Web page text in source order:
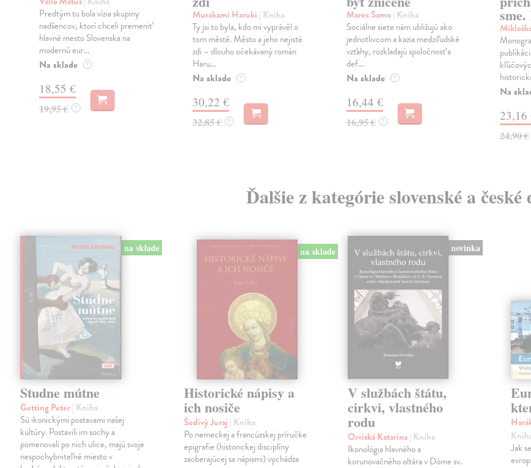
Predtým tu bola vízia skupiny
nadšencov, ktorí chceli premeniť
hlavné mesto Slovenska na
modernú eur...
Na sklade ?
18,55 €
19,95 € ?
Murakami Haruki | Kniha
Ty jsi to byla, kdo mi vyprávěl o
tom městě. Město a jeho nejisté
zdi – dlouho očekávaný román
Haru...
Na sklade ?
30,22 €
32,85 € ?
Marec Samo| Kniha
Sociálne siete nám ubližujú ako
jednotlivcom a kazia medziľudské
vzťahy, rozkladajú spoločnosť a
def...
Na sklade ?
16,44 €
16,95 € ?
Na
23,16
24,90 €
Ďalšie z kategórie slovenské a
na sklade
Studne mútne
Getting Peter| Kniha
Sú ikonickými postavami našej
kultúry. Postavili im sochy a
pomenovali po nich ulice, majú svoje
nespochybniteľné miesto v
na sklade
Historické nápisy a
ich nosiče
Šedivý Juraj | Kniha
Po nemeckej a francúzskej príručke
epigrafie (historickej disciplíny
zaoberajúcej sa nápismi) vychádza
novinka
V službách štátu,
cirkvi, vlastného
rodu
Orviská Katarína| Kniha
Ikonológia hlavného a
korunovačného oltára v Dóme sv.
Jak